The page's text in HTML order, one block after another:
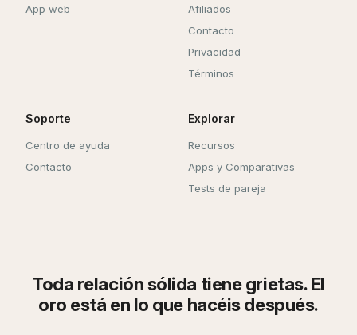
App web
Afiliados
Contacto
Privacidad
Términos
Soporte
Centro de ayuda
Contacto
Explorar
Recursos
Apps y Comparativas
Tests de pareja
Toda relación sólida tiene grietas. El
oro está en lo que hacéis después.